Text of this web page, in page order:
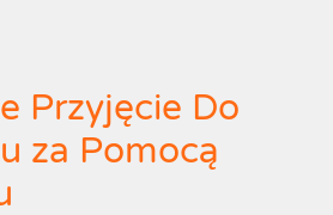
Przyjęcie Do
za Pomocą